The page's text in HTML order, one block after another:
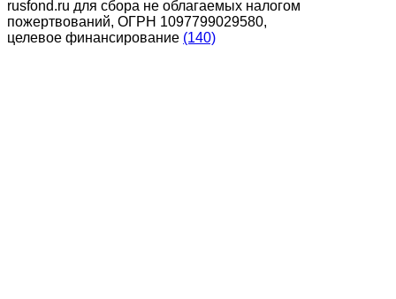
rusfond.ru для сбора не облагаемых налогом
пожертвований, ОГРН 1097799029580,
целевое финансирование (140)